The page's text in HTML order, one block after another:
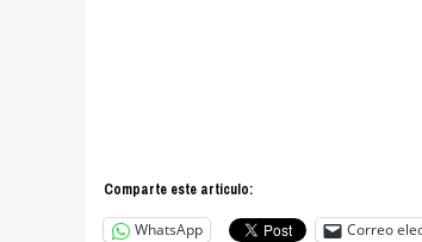
Comparte este articulo:
WhatsApp Correo